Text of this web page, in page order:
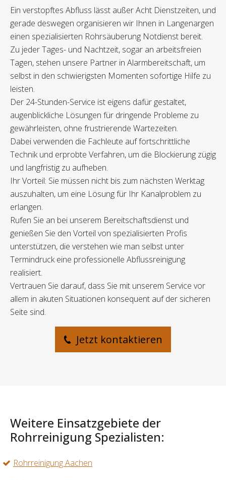
Ein verstopftes Abfluss lässt außer Acht Dienstzeiten, und
gerade deswegen organisieren wir Ihnen in Langenargen
einen spezialisierten Rohrsäuberung Notdienst bereit.
Zu jeder Tages- und Nachtzeit, sogar an arbeitsfreien
Tagen, stehen unsere Partner in Alarmbereitschaft, um
selbst in den schwierigsten Momenten sofortige Hilfe zu
leisten.
Der 24-Stunden-Service ist eigens dafür gestaltet,
augenblickliche Lösungen für dringende Probleme zu
gewährleisten, ohne frustrierende Wartezeiten.
Dabei verwenden die Fachleute auf fortschrittliche
Technik und erprobte Verfahren, um die Blockierung zügig
und langfristig zu aufheben.
Ihr Vorteil: Sie müssen nicht bis zum nächsten Werktag
auszuhalten, um eine Lösung für Ihr Kanalproblem zu
erlangen.
Rufen Sie an bei unserem Bereitschaftsdienst und
genießen Sie den Vorteil von spezialisierten Profis
unterstützen, die verstehen wie man selbst unter
Termindruck eine professionelle Abflussreinigung
realisiert.
Vertrauen Sie darauf, dass Sie mit unserem Service vor
allem in akuten Situationen konsequent auf der sicheren
Seite sind.
Jetzt kontaktieren
Weitere Einsatzgebiete der
Rohrreinigung Spezialisten:
Rohrreinigung Aachen